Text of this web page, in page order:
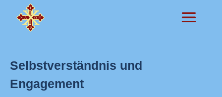
Inhalt
springen
Selbstverständnis und
Engagement